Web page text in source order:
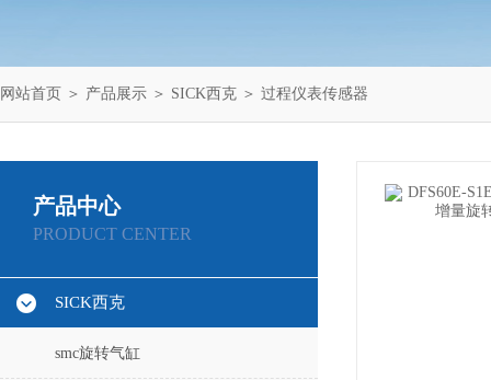
网站首页 ＞ 产品展示 ＞ SICK西克 ＞ 过程仪表传感器
产品中心
PRODUCT CENTER
SICK西克
smc旋转气缸